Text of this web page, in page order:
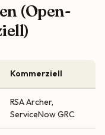
(Open-
Kommerziell
RSA Archer,
ServiceNow GRC